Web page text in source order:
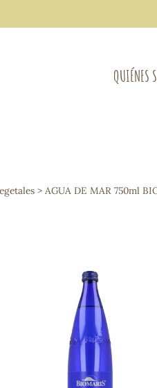
QUIÉNES
Osteo-articular
Mujer
Extracto de plantas
Ácidos Grasos
Depurativos
Bienestar emocional
Jalea Real
Memoria
Hierro
Deporte
> AGUA DE MAR 750ml